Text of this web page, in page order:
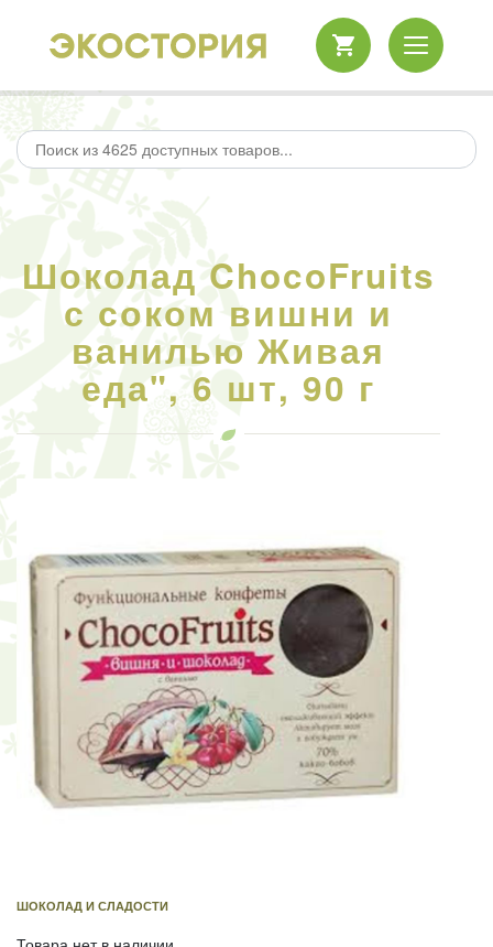
Шоколад ChocoFruits
с соком вишни и
ванилью Живая
еда", 6 шт, 90 г
ШОКОЛАД И СЛАДОСТИ